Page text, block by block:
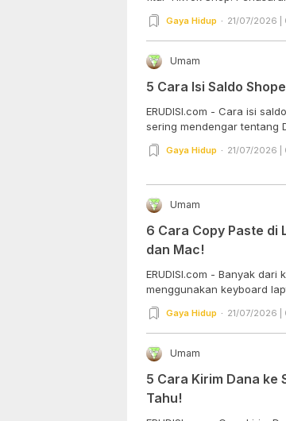
Gaya Hidup 21/07/2026 |
Umam
5 Cara Isi Saldo
ERUDISI.com - Cara isi
sering mendengar tentang
Gaya Hidup 21/07/2026 |
Umam
6 Cara Copy Paste di
dan Mac!
ERUDISI.com - Banyak
menggunakan keyboard
Gaya Hidup 21/07/2026 |
Umam
5 Cara Kirim Dana ke
Tahu!